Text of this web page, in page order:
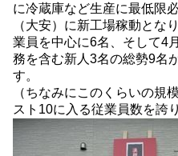
に冷蔵庫など生産に最低限
（大安）に新工場稼動とな
業員を中心に6名、そして4
務を含む新人3名の総勢9名
す。
（ちなみにこのくらいの規
スト10に入る従業員数を誇